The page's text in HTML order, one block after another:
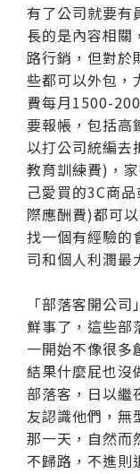
有了公司就要有
長的是內容相關
路行銷，但對於
些都可以外包，
費每月1500-
要報帳，包括高
以打公司統編去
教育訓練費)，
己愛買的3C商
際應酬費)都可
找一個有經驗的
司和個人利潤最
「部落客開公
鮮事了，這些部
一開始不像很多
結果什麼屁也沒
部落客，日以繼
友認識他們，無
那一天，自然而
不歸路，不進則